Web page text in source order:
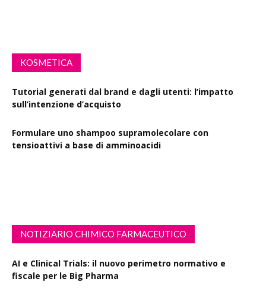
KOSMETICA
Tutorial generati dal brand e dagli utenti: l’impatto
sull’intenzione d’acquisto
Formulare uno shampoo supramolecolare con
tensioattivi a base di amminoacidi
NOTIZIARIO CHIMICO FARMACEUTICO
AI e Clinical Trials: il nuovo perimetro normativo e
fiscale per le Big Pharma